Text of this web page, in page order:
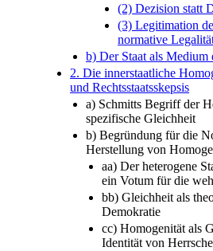
(2) Dezision statt
(3) Legitimation
normative
b) Der Staat als
2. Die innerstaatliche
und Rechtsstaatsskepsis
a) Schmitts Begriff der
spezifische Gleichheit
b) Begründung für die
Herstellung von
aa) Der heterogene
ein Votum für die
bb) Gleichheit als
Demokratie
cc) Homogenität als
Identität von